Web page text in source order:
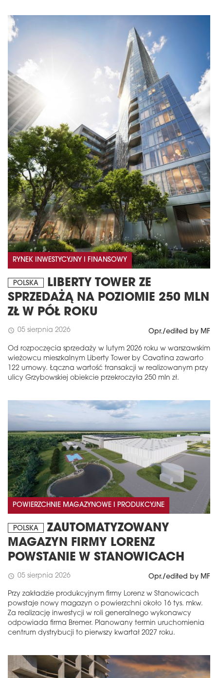
RYNEK INWESTYCYJNY I FINANSOWY
POLSKA
LIBERTY TOWER ZE
SPRZEDAŻĄ NA POZIOMIE 250 MLN
ZŁ W PÓŁ ROKU
schedule 05 sierpnia 2026 Opr./edited by MF
Od rozpoczęcia sprzedaży w lutym 2026 roku w warszawskim
wieżowcu mieszkalnym Liberty Tower by Cavatina zawarto
122 umowy. Łączna wartość transakcji w realizowanym przy
ulicy Grzybowskiej obiekcie przekroczyła 250 mln zł.
POWIERZCHNIE MAGAZYNOWE I PRODUKCYJNE
POLSKA
ZAUTOMATYZOWANY
MAGAZYN FIRMY LORENZ
POWSTANIE W STANOWICACH
schedule 05 sierpnia 2026 Opr./edited by MF
Przy zakładzie produkcyjnym firmy Lorenz w Stanowicach
powstaje nowy magazyn o powierzchni około 16 tys. mkw.
Za realizację inwestycji w roli generalnego wykonawcy
odpowiada firma Bremer. Planowany termin uruchomienia
centrum dystrybucji to pierwszy kwartał 2027 roku.